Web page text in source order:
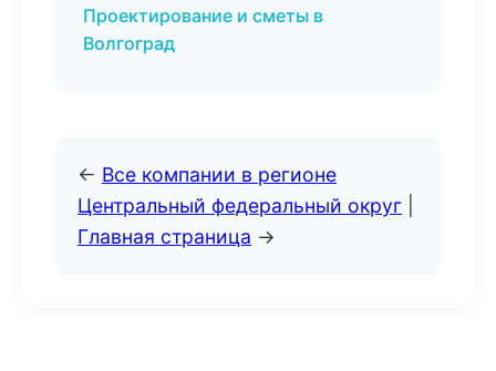
Проектирование и сметы в
Волгоград
← Все компании в регионе
Центральный федеральный округ
Главная страница →